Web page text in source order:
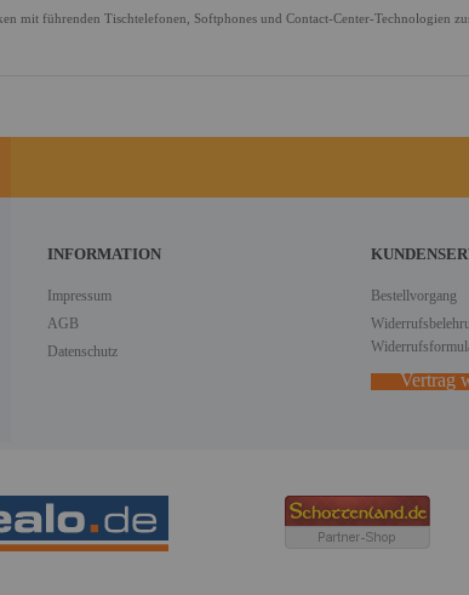
mit führenden Tischtelefonen, Softphones und Contact-Center-Technologien
INFORMATION
Impressum
AGB
Datenschutz
Bestellvorgang
Vertrag